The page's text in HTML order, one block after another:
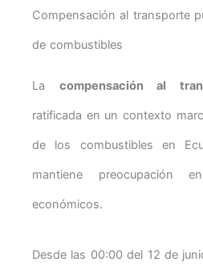
Compensación al transporte
de combustibles
La compensación al
ratificada en un contexto
de los combustibles en
mantiene preocupación
económicos.
Desde las 00:00 del 12 de